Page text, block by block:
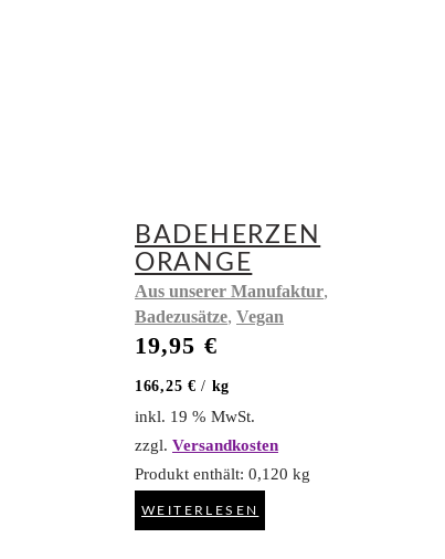
BADEHERZEN
ORANGE
Aus unserer Manufaktur,
Badezusätze, Vegan
19,95 €
166,25 € / kg
inkl. 19 % MwSt.
zzgl. Versandkosten
Produkt enthält: 0,120 kg
WEITERLESEN